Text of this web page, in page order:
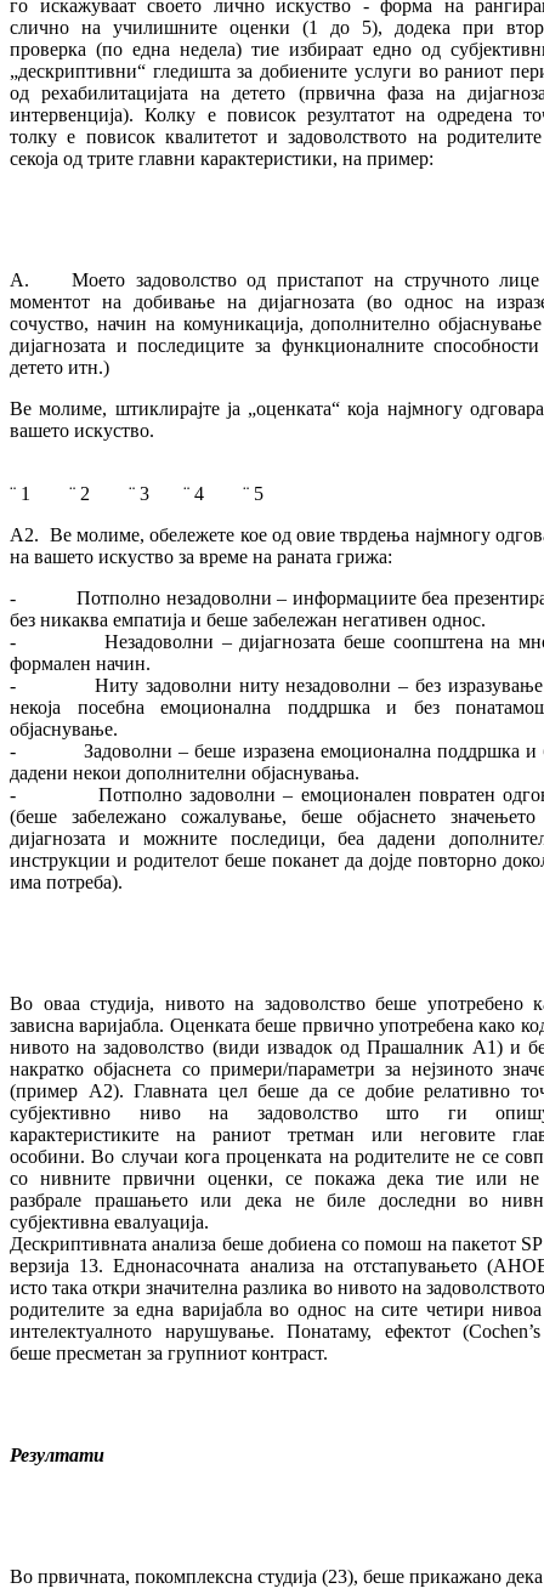
го искажуваат своето лично искуство - форма на
слично на училишните оценки (1 до 5), додека при
проверка (по една недела) тие избираат едно од
„дескриптивни“ гледишта за добиените услуги во раниот
од рехабилитацијата на детето (првична фаза на
интервенција). Колку е повисок резултатот на одредена
толку е повисок квалитетот и задоволството на
секоја од трите главни карактеристики, на пример:
A. Моето задоволство од пристапот на стручното
моментот на добивање на дијагнозата (во однос на
сочуство, начин на комуникација, дополнително
дијагнозата и последиците за функционалните
детето итн.)
Ве молиме, штиклирајте ја „оценката“ која најмногу
вашето искуство.
¨ 1 ¨ 2 ¨ 3 ¨ 4 ¨ 5
A2. Ве молиме, обележете кое од овие тврдења најмногу
на вашето искуство за време на раната грижа:
- Потполно незадоволни – информациите беа
без никаква емпатија и беше забележан негативен однос.
- Незадоволни – дијагнозата беше соопштена на
формален начин.
- Ниту задоволни ниту незадоволни – без
некоја посебна емоционална поддршка и без
објаснување.
- Задоволни – беше изразена емоционална поддршка и
дадени некои дополнителни објаснувања.
- Потполно задоволни – емоционален повратен
(беше забележано сожалување, беше објаснето
дијагнозата и можните последици, беа дадени
инструкции и родителот беше поканет да дојде повторно
има потреба).
Во оваа студија, нивото на задоволство беше употребено
зависна варијабла. Оценката беше првично употребена како
нивото на задоволство (види извадок од Прашалник А1) и
накратко објаснета со примери/параметри за нејзиното
(пример А2). Главната цел беше да се добие релативно
субјективно ниво на задоволство што ги
карактеристиките на раниот третман или неговите
особини. Во случаи кога проценката на родителите не се
со нивните првични оценки, се покажа дека тие или
разбрале прашањето или дека не биле доследни во
субјективна евалуација.
Дескриптивната анализа беше добиена со помош на пакетот
верзија 13. Еднонасочната анализа на отстапувањето
исто така откри значителна разлика во нивото на
родителите за една варијабла во однос на сите четири
интелектуалното нарушување. Понатаму, ефектот
беше пресметан за групниот контраст.
Резултати
Во првичната, покомплексна студија (23), беше прикажано дека